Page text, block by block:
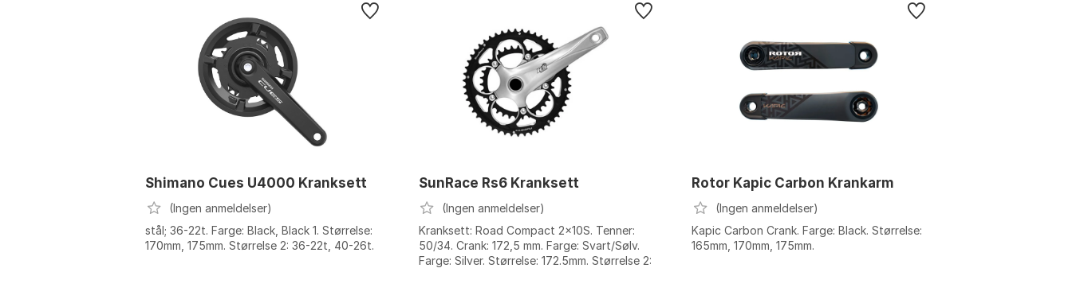
Shimano Cues U4000 Kranksett
(Ingen anmeldelser)
stål; 36-22t. Farge: Black, Black 1. Størrelse:
170mm, 175mm. Størrelse 2: 36-22t, 40-26t.
SunRace Rs6 Kranksett
(Ingen anmeldelser)
Kranksett: Road Compact 2x10S. Tenner:
50/34. Crank: 172,5 mm. Farge: Svart/Sølv.
Farge: Silver. Størrelse: 172.5mm. Størrelse 2:
Rotor Kapic Carbon Krankarm
(Ingen anmeldelser)
Kapic Carbon Crank. Farge: Black. Størrelse:
165mm, 170mm, 175mm.